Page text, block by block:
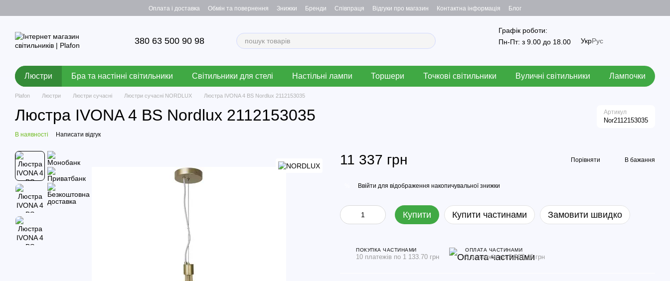
Оплата і доставка Обмін та повернення Знижки Бренди Співпраця Відгуки про магазин Контактна інформація Блог
380 63 500 90 98
Графік роботи:
Пн-Пт: з 9.00 до 18.00
УкрРус
Люстри Бра та настінні світильники Світильники для стелі Настільні лампи Торшери Точкові світильники Вуличні світильники Лампочки
Plafon Люстри Люстри сучасні Люстри сучасні NORDLUX Люстра IVONA 4 BS Nordlux 2112153035
Люстра IVONA 4 BS Nordlux 2112153035 Артикул
Nor2112153035
В наявності Написати відгук
11 337 грн Порівняти В бажання
Ввійти для відображення накопичувальної знижки
Купити Купити частинами Замовити швидко
ПОКУПКА ЧАСТИНАМИ
10 платежів по 1 133.70 грн
ОПЛАТА ЧАСТИНАМИ
5 платежів по 2 267.40 грн